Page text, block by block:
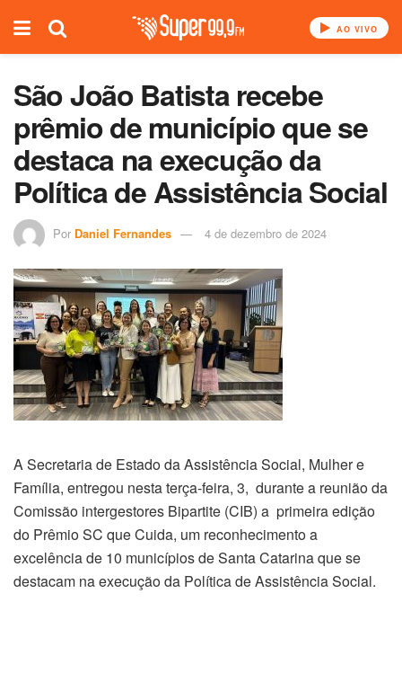
AO VIVO
São João Batista recebe
prêmio de município que se
destaca na execução da
Política de Assistência Social
Por Daniel Fernandes 4 de dezembro de 2024
A Secretaria de Estado da Assistência Social, Mulher e
Família, entregou nesta terça-feira, 3, durante a reunião da
Comissão intergestores Bipartite (CIB) a primeira edição
do Prêmio SC que Cuida, um reconhecimento a
excelência de 10 municípios de Santa Catarina que se
destacam na execução da Política de Assistência Social.